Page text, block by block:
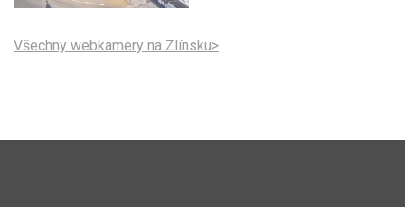
Všechny webkamery na Zlínsku>